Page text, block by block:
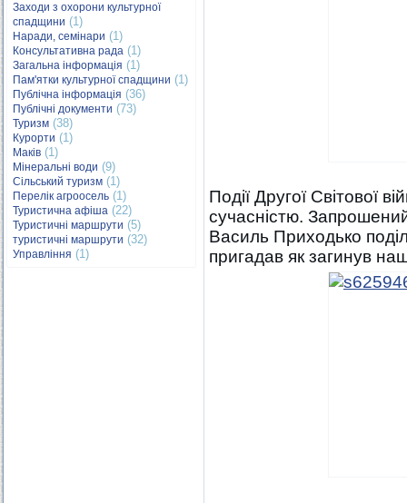
Заходи з охорони культурної
спадщини (1)
Наради, семінари (1)
Консультативна рада (1)
Загальна інформація (1)
Пам'ятки культурної спадщини (1)
Публічна інформація (36)
Публічні документи (73)
Туризм (38)
Курорти (1)
Маків (1)
Мінеральні води (9)
Сільський туризм (1)
Перелік агроосель (1)
Туристична афіша (22)
Туристичні маршрути (5)
туристичні маршрути (32)
Управління (1)
Події Другої Світової
сучасністю.
Василь Приходько
пригадав як загинув